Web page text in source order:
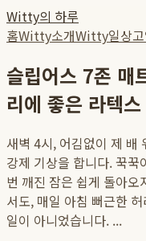
Witty의 하루
홈Witty소개Witty일상
슬립어스 7존 매
리에 좋은 라텍스
새벽 4시, 어김없이 제 배
강제 기상을 합니다. 꾹
번 깨진 잠은 쉽게 돌아오
서도, 매일 아침 뻐근한
일이 아니었습니다. ...